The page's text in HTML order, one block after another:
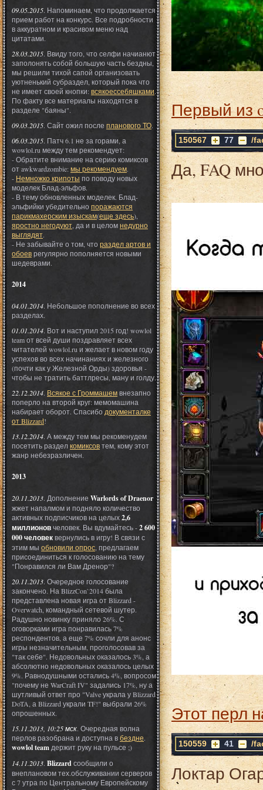
09.05.2015. Напоминаем, что продолжается
прием работ на конкурс. Все подробности
в аккуратном и красивом меню над
цитатами.
28.03.2015. Ввиду того, что селфи начианют
заполонять собой большую часть бездны,
мы решили тихой сапой организовать
уютненький субраздел, который пока что
не имеет своей кнопки:всякоессебяшками.
По факту все материалы находятся в
разделе "баяны".
09.03.2015. Сайт ожил после планового ТО.
06.03.2015. Патч 6.1 не за горами, а
wowlol.ru между тем рекомендует:
- Обратите внимание на серию комиксов
от awkwardzombie:мы рекомендуем.
- Немножко крипоты по поводу новых
моделек Блад-эльфов.
- В тему обновленных моделек. Блад-
эльфийки убедительнопоражаются
парикмахерским изыскам(еще здесь),
яростно негодуют , да и в целомнедурно
выглядят.
- Не забывайте о том, чтораздел артов и
обоеврегулярно пополняется новыми
шедеврами.
2014
04.01.2014. Небольшое пополнение во всех
разделах.
01.01.2014. Вот и наступил 2015 год! wowlol
team от всей души поздравляет всех
читателей wowlol.ru и желает в новом году
успехов во всех начинаниях и железного
(почти как у Железной Орды) здоровья -
чтобы не тратить баттлресы, ману и голду.
22.12.2014. Всякое с Громмашемвнезапно
поперло на второй круг: мемомашина
набирает оборот. Спасибо документалке
от Blizzard!
13.12.2014. А между тем мы рекоменудем
посетить разделкомиксовтем, кому этот
жанр небезразличен.
2013
20.11.2013. Дополнение Warlords of Draenor
жжет напалмом и подняло количество
активных подписчиков на целых2,6
миллионовчеловек. Вы вдумайтесь -2 600
000 человеквернулись в игру! В связи с
этим мы обновили опрос , предлагаем
присоединиться к голосованию на тему
"Понравился ли Вам Дренор"?
20.11.2013. Очередное голосование
закончено. На BlizzCon`2014 была
представлена новая игра от Blizzard -
Overwatch, командный сетевой шутер.
Радушно новинку приняло 26%. С
оговорками игра понравилась 7%
респондентов, а еще 7% сочли для анонс
игры незначительным, проголосовав за
"так себе". Недовольных оказалось 3%, а
абсолютно недовольных оказалось целых
9%. Равнодушными остались 4%, вопросом
"почему не WarCraft IV" задались 17%, ну а
шутливый ответ про "Valve украла у Blizzard
DoTA, а Blizzard украли TF!" выбрали 26%
опрошенных.
15.11.2013, 10:25 мск. Очередная волна
перлов разобрана и доступна вбездне.
wowlol team держит руку на пульсе ;)
14.11.2013. Blizzardсообщили о
внеплановом тех.обслуживании серверов
с 7 утра по Центральному Европейскому
Первый из
150567 77 /
Да, FAQ
Этот перл
150559 41 /
Локтар